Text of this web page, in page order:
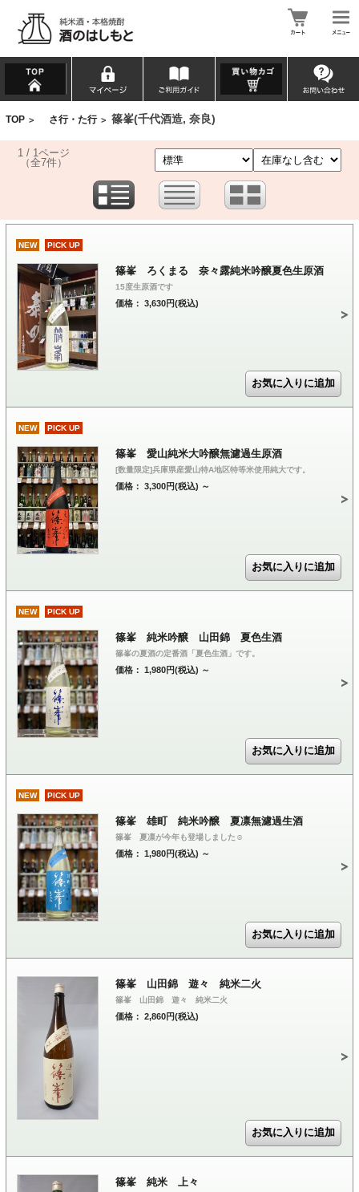
TOP > さ行・た行 > 篠峯(千代酒造, 奈良)
1 / 1ページ
（全7件）
NEW PICK UP
篠峯 ろくまる 奈々露純米吟醸夏色生原酒
15度生原酒です
価格： 3,630円(税込)
NEW PICK UP
篠峯 愛山純米大吟醸無濾過生原酒
[数量限定]兵庫県産愛山特A地区特等米使用純大です。
価格： 3,300円(税込) ～
NEW PICK UP
篠峯 純米吟醸 山田錦 夏色生酒
篠峯の夏酒の定番酒「夏色生酒」です。
価格： 1,980円(税込) ～
NEW PICK UP
篠峯 雄町 純米吟醸 夏凛無濾過生酒
篠峯 夏凛が今年も登場しました☺
価格： 1,980円(税込) ～
篠峯 山田錦 遊々 純米二火
篠峯 山田錦 遊々 純米二火
価格： 2,860円(税込)
篠峯 純米 上々